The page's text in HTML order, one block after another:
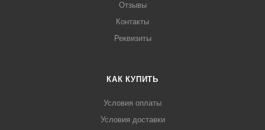
Отзывы
Контакты
Реквизиты
КАК КУПИТЬ
Условия оплаты
Условия доставки